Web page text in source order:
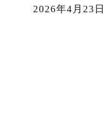
2026年4月23日